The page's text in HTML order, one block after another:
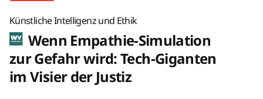
Künstliche Intelligenz und Ethik
Wenn Empathie-Simulation
zur Gefahr wird: Tech-Giganten
im Visier der Justiz